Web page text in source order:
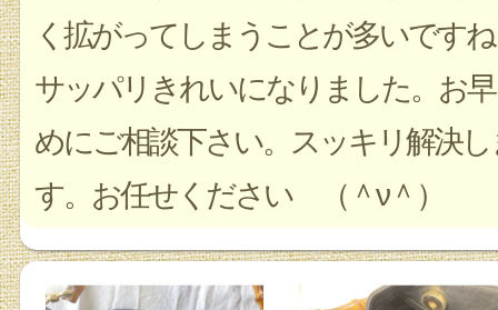
く拡がってしまうことが多いです
サッパリきれいになりました。お早
めにご相談下さい。スッキリ解決し
す。お任せください （＾ν＾）